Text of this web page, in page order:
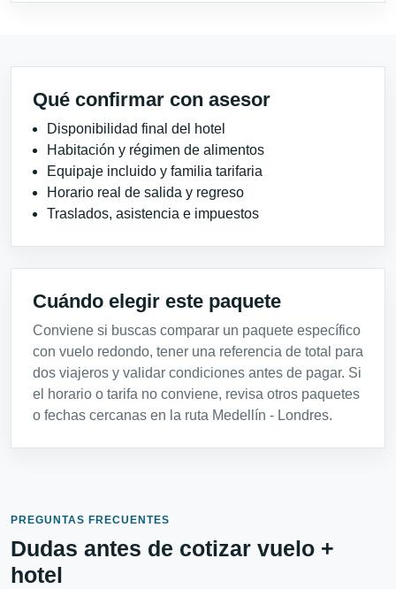
Qué confirmar con asesor
Disponibilidad final del hotel
Habitación y régimen de alimentos
Equipaje incluido y familia tarifaria
Horario real de salida y regreso
Traslados, asistencia e impuestos
Cuándo elegir este paquete
Conviene si buscas comparar un paquete específico
con vuelo redondo, tener una referencia de total para
dos viajeros y validar condiciones antes de pagar. Si
el horario o tarifa no conviene, revisa otros paquetes
o fechas cercanas en la ruta Medellín - Londres.
PREGUNTAS FRECUENTES
Dudas antes de cotizar vuelo +
hotel